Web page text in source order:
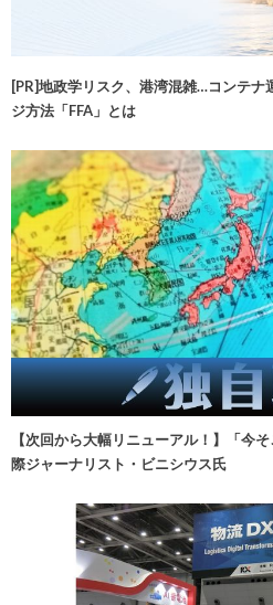
[PR]地政学リスク、港湾混雑…コンテナ
ジ方法「FFA」とは
【次回から大幅リニューアル！】「今
際ジャーナリスト・ビニシウス氏